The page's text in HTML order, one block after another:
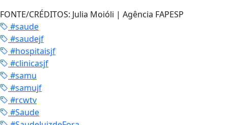
FONTE/CRÉDITOS: Julia Moióli | Agência FAPESP
#saude
#saudejf
#hospitaisjf
#clinicasjf
#samu
#samujf
#rcwtv
#Saude